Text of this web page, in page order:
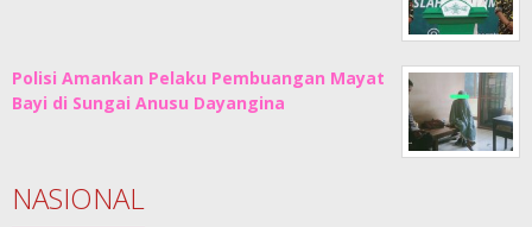
Polisi Amankan Pelaku Pembuangan Mayat
Bayi di Sungai Anusu Dayangina
NASIONAL